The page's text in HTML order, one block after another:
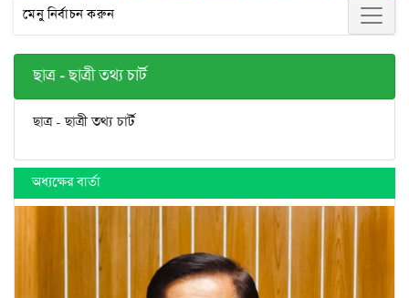
মেনু নির্বাচন করুন
ছাত্র - ছাত্রী তথ্য চার্ট
ছাত্র - ছাত্রী তথ্য চার্ট
অধ্যক্ষের বার্তা